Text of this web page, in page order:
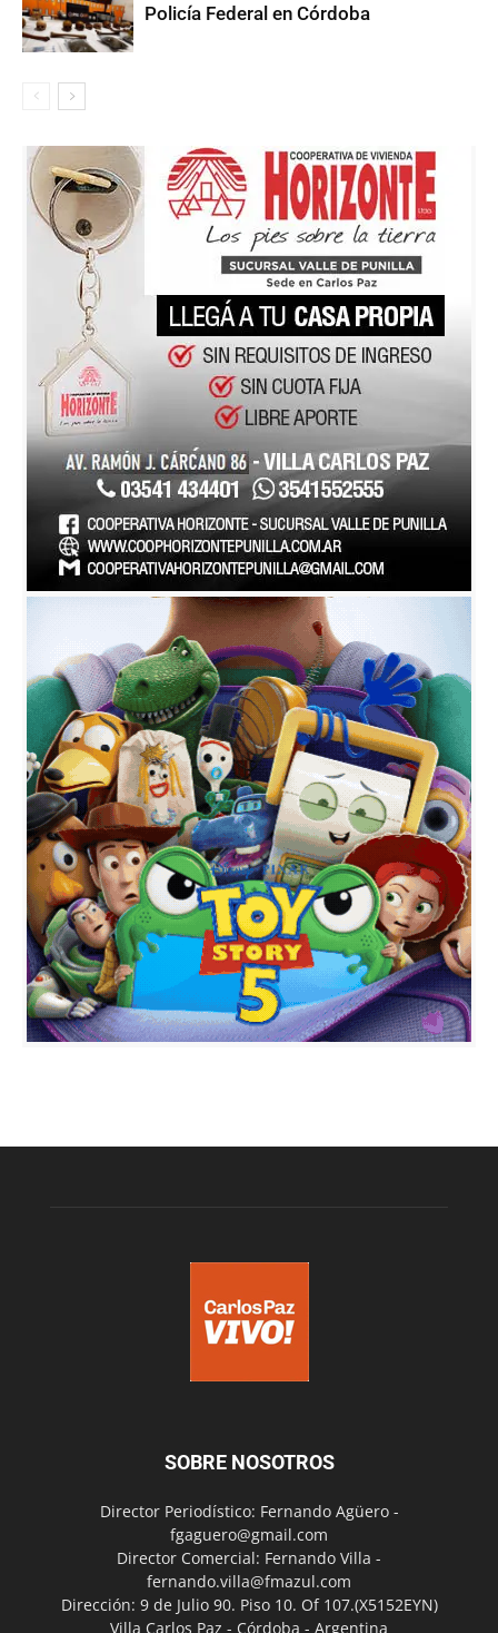
Policía Federal en Córdoba
SOBRE NOSOTROS
Director Periodístico: Fernando Agüero -
fgaguero@gmail.com
Director Comercial: Fernando Villa -
fernando.villa@fmazul.com
Dirección: 9 de Julio 90. Piso 10. Of 107.(X5152EYN)
Villa Carlos Paz - Córdoba - Argentina